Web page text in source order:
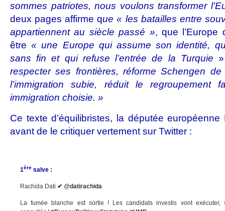
sommes patriotes, nous voulons transformer
deux pages affirme que « les batailles entre
appartiennent au siècle passé », que l’Europe
être« une Europe qui assume son identité,
sans fin et qui refuse l’entrée de la Turquie
respecter ses frontières, réforme Schengen
l’immigration subie, réduit le regroupement
immigration choisie. »
Ce texte d’équilibristes, la députée
avant de le critiquer vertement sur Twitter :
1ère salve :
Rachida Dati ✔ @datirachida
La fumée blanche est sortie ! Les candidats investis vont exécuter,